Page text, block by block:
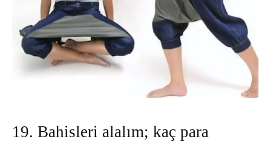
19. Bahisleri alalım; kaç para